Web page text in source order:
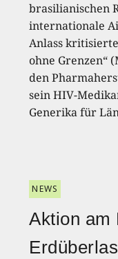
brasilianischen
internationale
Anlass
ohne Grenzen“
den
sein HIV-
Generika für
NEWS
Aktion am